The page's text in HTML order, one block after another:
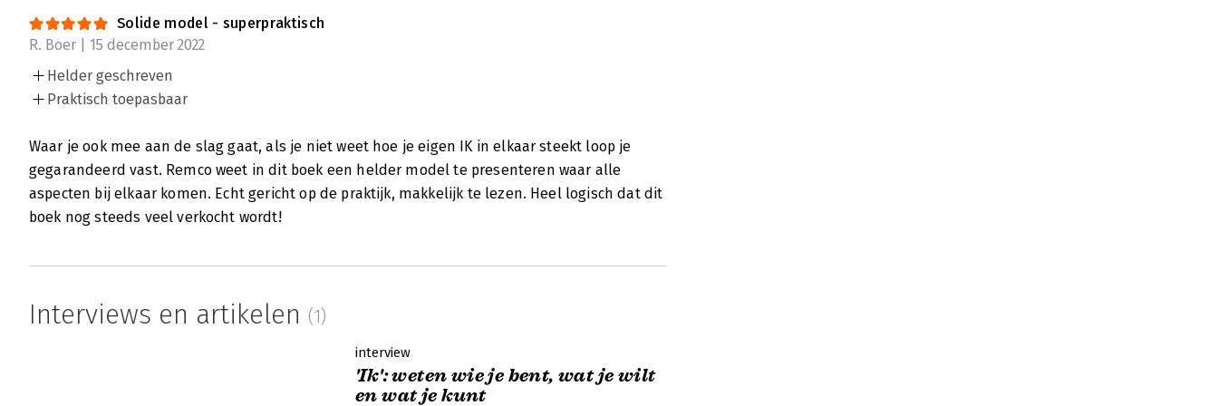
Solide model - superpraktisch
R. Boer | 15 december 2022
Helder geschreven
Praktisch toepasbaar
Waar je ook mee aan de slag gaat, als je niet weet hoe je eigen IK in elkaar steekt loop je
gegarandeerd vast. Remco weet in dit boek een helder model te presenteren waar alle
aspecten bij elkaar komen. Echt gericht op de praktijk, makkelijk te lezen. Heel logisch dat dit
boek nog steeds veel verkocht wordt!
Interviews en artikelen (1)
interview
'Ik': weten wie je bent, wat je wilt
en wat je kunt